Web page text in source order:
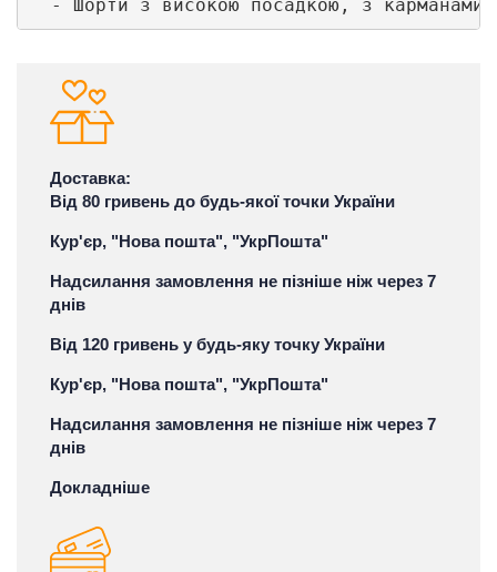
Доставка:
Від 80 гривень до будь-якої точки України
Кур'єр, "Нова пошта", "УкрПошта"
Надсилання замовлення не пізніше ніж через 7
днів
Від 120 гривень у будь-яку точку України
Кур'єр, "Нова пошта", "УкрПошта"
Надсилання замовлення не пізніше ніж через 7
днів
Докладніше